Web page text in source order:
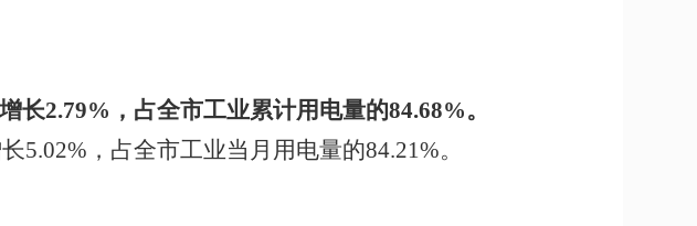
长2.79% ， 占全市工业累计用电量的84.68%。
5.02% ， 占全市工业当月用电量的84.21%。